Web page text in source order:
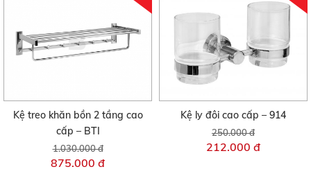
Kệ treo khăn bồn 2 tầng cao
cấp – BTI
1.030.000 đ
875.000 đ
Kệ ly đôi cao cấp – 914
250.000 đ
212.000 đ